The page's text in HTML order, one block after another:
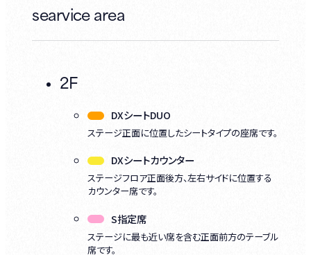
searvice area
2F
DXシートDUO
ステージ正面に位置したシートタイプの座席です。
DXシートカウンター
ステージフロア正面後方、左右サイドに位置する
カウンター席です。
S指定席
ステージに最も近い席を含む正面前方のテーブル
席です。